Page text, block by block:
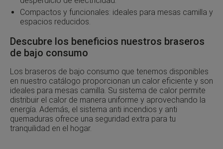
Compactos y funcionales: ideales para mesas camilla y
espacios reducidos.
Descubre los beneficios nuestros braseros
de bajo consumo
Los braseros de bajo consumo que tenemos disponibles
en nuestro catálogo proporcionan un calor eficiente y son
ideales para mesas camilla. Su sistema de calor permite
distribuir el calor de manera uniforme y aprovechando la
energía. Además, el sistema anti incendios y anti
quemaduras ofrece una seguridad extra para tu
tranquilidad en el hogar.